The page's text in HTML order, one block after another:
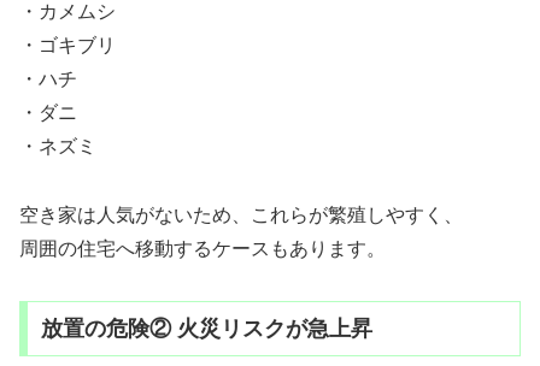
・カメムシ
・ゴキブリ
・ハチ
・ダニ
・ネズミ
空き家は人気がないため、これらが繁殖しやすく、
周囲の住宅へ移動するケースもあります。
放置の危険② 火災リスクが急上昇